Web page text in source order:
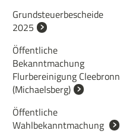
Grundsteuerbescheide
2025
Öffentliche
Bekanntmachung
Flurbereinigung Cleebronn
(Michaelsberg)
Öffentliche
Wahlbekanntmachung